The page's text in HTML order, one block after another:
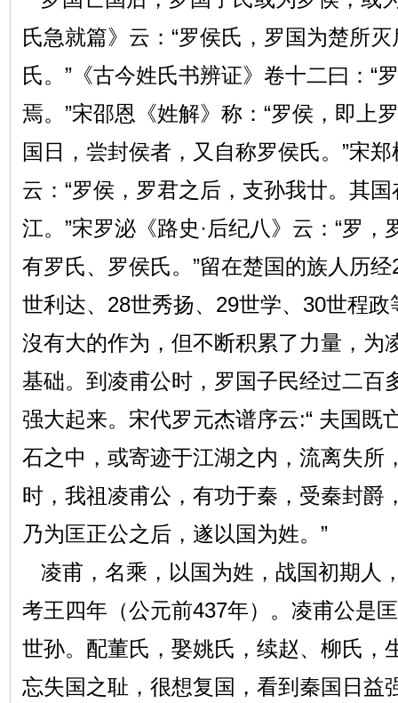
氏急就篇》云：“罗侯氏，罗国为楚所
氏。”《古今姓氏书辨证》卷十二曰：“
焉。”宋邵恩《姓解》称：“罗侯，即上
国日，尝封侯者，又自称罗侯氏。”宋
云：“罗侯，罗君之后，支孙我廿。其
江。”宋罗泌《路史·后纪八》云：“罗
有罗氏、罗侯氏。”留在楚国的族人历
世利达、28世秀扬、29世学、30世程
沒有大的作为，但不断积累了力量，为
基础。到凌甫公时，罗国子民经过二百
强大起来。宋代罗元杰谱序云:“ 夫国既
石之中，或寄迹于江湖之内，流离失所
时，我祖凌甫公，有功于秦，受秦封爵
乃为匡正公之后，遂以国为姓。”
凌甫，名乘，以国为姓，战国初期人
考王四年（公元前437年）。凌甫公是
世孙。配董氏，娶姚氏，续赵、柳氏，
忘失国之耻，很想复国，看到秦国日益